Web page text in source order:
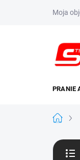
Moja
PRANIE
B